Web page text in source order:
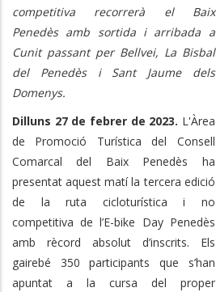
competitiva recorrerà el Baix
Penedès amb sortida i arribada a
Cunit passant per Bellvei, La Bisbal
del Penedès i Sant Jaume dels
Domenys.
Dilluns 27 de febrer de 2023. L'Àrea
de Promoció Turística del Consell
Comarcal del Baix Penedès ha
presentat aquest matí la tercera edició
de la ruta cicloturística i no
competitiva de l’E-bike Day Penedès
amb rècord absolut d’inscrits. Els
gairebé 350 participants que s’han
apuntat a la cursa del proper